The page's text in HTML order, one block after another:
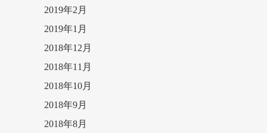
2019年2月
2019年1月
2018年12月
2018年11月
2018年10月
2018年9月
2018年8月